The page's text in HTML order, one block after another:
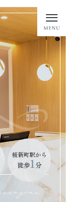
桜新町駅から
徒歩1分